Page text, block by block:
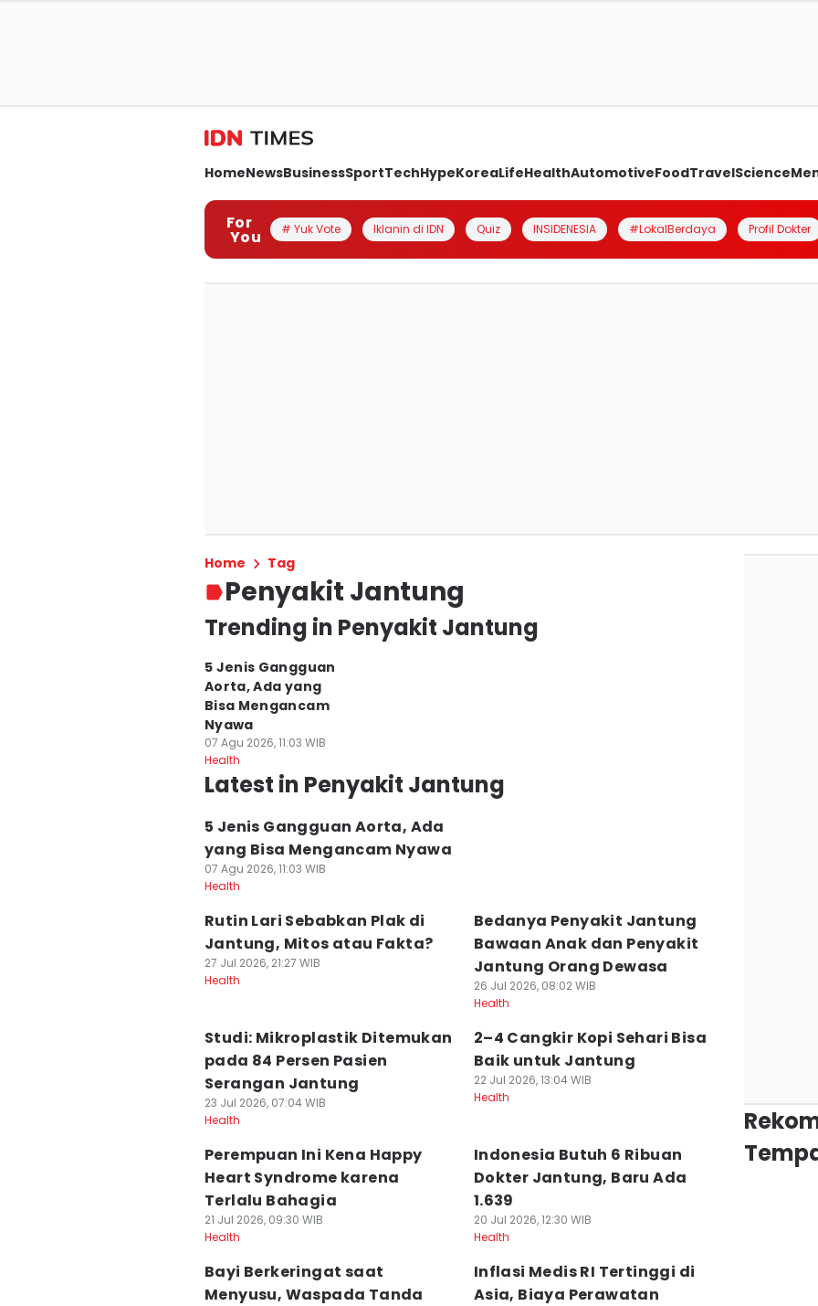
HomeNewsBusinessSportTechHypeKoreaLifeHealthAutomotiveFoodTravelScience
For
You # Yuk Vote Iklanin di IDN Quiz INSIDENESIA #LokalBerdaya Profil Dokter
Home Tag
Penyakit Jantung
Trending in Penyakit Jantung
5 Jenis Gangguan
Aorta, Ada yang
Bisa Mengancam
Nyawa
07 Agu 2026, 11:03 WIB
Health
Latest in Penyakit Jantung
5 Jenis Gangguan Aorta, Ada
yang Bisa Mengancam Nyawa
07 Agu 2026, 11:03 WIB
Health
Rutin Lari Sebabkan Plak di
Jantung, Mitos atau Fakta?
27 Jul 2026, 21:27 WIB
Health
Bedanya Penyakit Jantung
Bawaan Anak dan Penyakit
Jantung Orang Dewasa
26 Jul 2026, 08:02 WIB
Health
Studi: Mikroplastik Ditemukan
pada 84 Persen Pasien
Serangan Jantung
23 Jul 2026, 07:04 WIB
Health
2–4 Cangkir Kopi Sehari Bisa
Baik untuk Jantung
22 Jul 2026, 13:04 WIB
Health
Perempuan Ini Kena Happy
Heart Syndrome karena
Terlalu Bahagia
21 Jul 2026, 09:30 WIB
Health
Indonesia Butuh 6 Ribuan
Dokter Jantung, Baru Ada
1.639
20 Jul 2026, 12:30 WIB
Health
Bayi Berkeringat saat
Menyusu, Waspada Tanda
Inflasi Medis RI Tertinggi di
Asia, Biaya Perawatan